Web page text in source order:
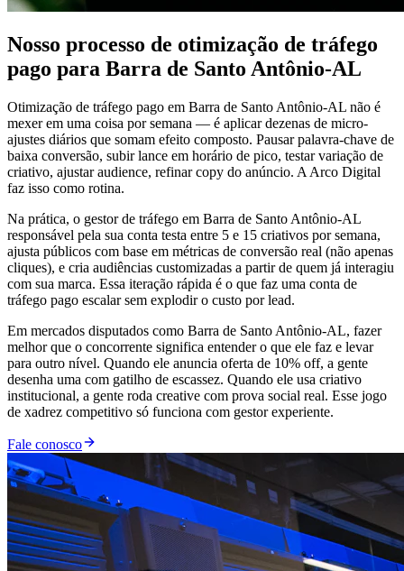
Nosso processo de otimização de tráfego
pago para Barra de Santo Antônio-AL
Otimização de tráfego pago em Barra de Santo Antônio-AL não é
mexer em uma coisa por semana — é aplicar dezenas de micro-
ajustes diários que somam efeito composto. Pausar palavra-chave de
baixa conversão, subir lance em horário de pico, testar variação de
criativo, ajustar audience, refinar copy do anúncio. A Arco Digital
faz isso como rotina.
Na prática, o gestor de tráfego em Barra de Santo Antônio-AL
responsável pela sua conta testa entre 5 e 15 criativos por semana,
ajusta públicos com base em métricas de conversão real (não apenas
cliques), e cria audiências customizadas a partir de quem já interagiu
com sua marca. Essa iteração rápida é o que faz uma conta de
tráfego pago escalar sem explodir o custo por lead.
Em mercados disputados como Barra de Santo Antônio-AL, fazer
melhor que o concorrente significa entender o que ele faz e levar
para outro nível. Quando ele anuncia oferta de 10% off, a gente
desenha uma com gatilho de escassez. Quando ele usa criativo
institucional, a gente roda creative com prova social real. Esse jogo
de xadrez competitivo só funciona com gestor experiente.
Fale conosco